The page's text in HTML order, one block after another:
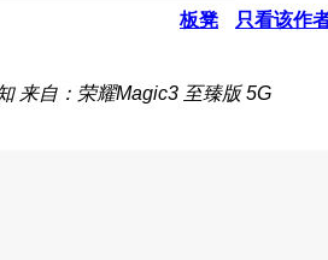
板凳 只看该作
来自：荣耀Magic3 至臻版 5G